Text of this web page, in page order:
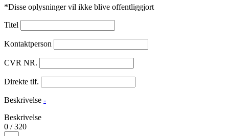
*Disse oplysninger vil ikke blive offentliggjort
Titel
Kontaktperson
CVR NR.
Direkte tlf.
Beskrivelse -
Beskrivelse
0 /320